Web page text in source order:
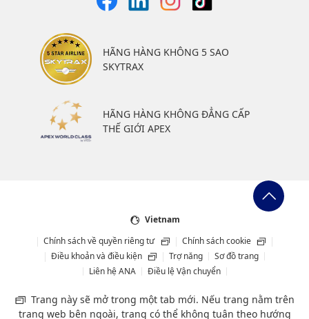
HÃNG HÀNG KHÔNG 5 SAO
SKYTRAX
HÃNG HÀNG KHÔNG ĐẲNG CẤP
THẾ GIỚI APEX
Vietnam
Chính sách về quyền riêng tư
Chính sách cookie
Điều khoản và điều kiện
Trợ năng
Sơ đồ trang
Liên hệ ANA
Điều lệ Vận chuyển
Trang này sẽ mở trong một tab mới. Nếu trang nằm trên
trang web bên ngoài, trang có thể không tuân theo hướng